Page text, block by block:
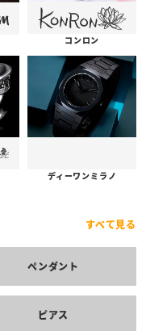
コンロン
ディーワンミラノ
すべて見る
ペンダント
ピアス